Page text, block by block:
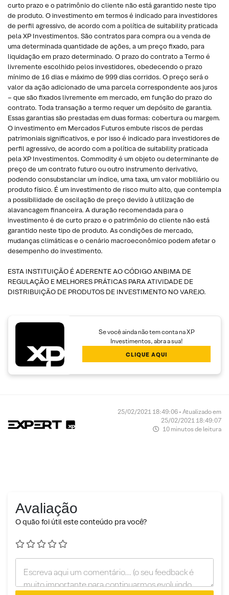
curto prazo e o patrimônio do cliente não está garantido neste tipo
de produto. O investimento em termos é indicado para investidores
de perfil agressivo, de acordo com a política de suitability praticada
pela XP Investimentos. São contratos para compra ou a venda de
uma determinada quantidade de ações, a um preço fixado, para
liquidação em prazo determinado. O prazo do contrato a Termo é
livremente escolhido pelos investidores, obedecendo o prazo
mínimo de 16 dias e máximo de 999 dias corridos. O preço será o
valor da ação adicionado de uma parcela correspondente aos juros
– que são fixados livremente em mercado, em função do prazo do
contrato. Toda transação a termo requer um depósito de garantia.
Essas garantias são prestadas em duas formas: cobertura ou margem.
O investimento em Mercados Futuros embute riscos de perdas
patrimoniais significativos, e por isso é indicado para investidores de
perfil agressivo, de acordo com a política de suitability praticada
pela XP Investimentos. Commodity é um objeto ou determinante de
preço de um contrato futuro ou outro instrumento derivativo,
podendo consubstanciar um índice, uma taxa, um valor mobiliário ou
produto físico. É um investimento de risco muito alto, que contempla
a possibilidade de oscilação de preço devido à utilização de
alavancagem financeira. A duração recomendada para o
investimento é de curto prazo e o patrimônio do cliente não está
garantido neste tipo de produto. As condições de mercado,
mudanças climáticas e o cenário macroeconômico podem afetar o
desempenho do investimento.
ESTA INSTITUIÇÃO É ADERENTE AO CÓDIGO ANBIMA DE
REGULAÇÃO E MELHORES PRÁTICAS PARA ATIVIDADE DE
DISTRIBUIÇÃO DE PRODUTOS DE INVESTIMENTO NO VAREJO.
Se você ainda não tem conta na XP
Investimentos, abra a sua!
CLIQUE AQUI
25/02/2021 18:49:06 • Atualizado em
25/02/2021 18:49:07
10 minutos de leitura
Avaliação
O quão foi útil este conteúdo pra você?